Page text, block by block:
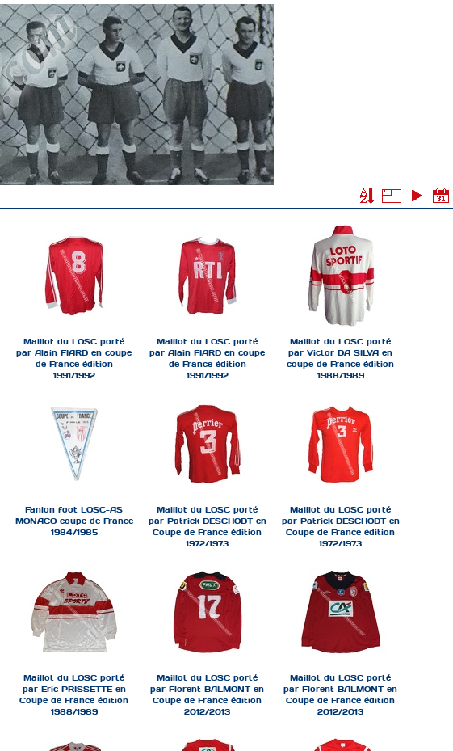
Maillot du LOSC porté
par Alain FIARD en coupe
de France édition
1991/1992
Maillot du LOSC porté
par Alain FIARD en coupe
de France édition
1991/1992
Maillot du LOSC porté
par Victor DA SILVA en
coupe de France édition
1988/1989
Fanion foot LOSC-AS
MONACO coupe de France
1984/1985
Maillot du LOSC porté
par Patrick DESCHODT en
Coupe de France édition
1972/1973
Maillot du LOSC porté
par Patrick DESCHODT en
Coupe de France édition
1972/1973
Maillot du LOSC porté
par Eric PRISSETTE en
Coupe de France édition
1988/1989
Maillot du LOSC porté
par Florent BALMONT en
Coupe de France édition
2012/2013
Maillot du LOSC porté
par Florent BALMONT en
Coupe de France édition
2012/2013